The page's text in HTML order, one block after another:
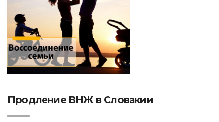
Продление ВНЖ в Словакии